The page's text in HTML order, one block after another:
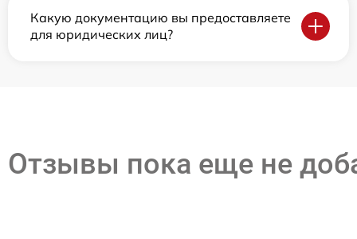
Какую документацию вы предоставляете
для юридических лиц?
Отзывы пока еще не